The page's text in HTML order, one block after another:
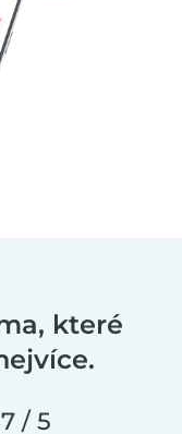
které
/ 5